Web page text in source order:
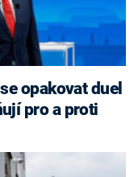
pro a proti